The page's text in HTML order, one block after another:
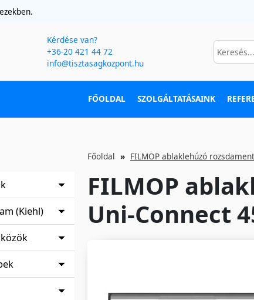
Kérdése van?
+36-20 421 44 72
info@tisztasagkozpont.hu
FŐOLDAL SZOLGÁLTATÁSAINK
(Kiehl)
Főoldal FILMOP ablaklehúzó
FILMOP
Uni-Connect